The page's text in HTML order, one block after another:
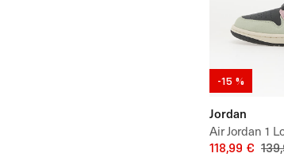
-15 %
Jordan
Air Jordan 1
118,99 €